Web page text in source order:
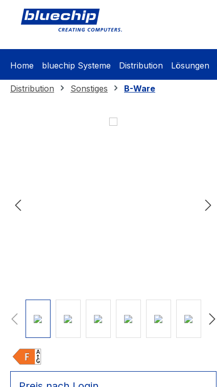
Zur Hauptnavigation springen
Home bluechip Systeme Distribution Lösungen
Distribution Sonstiges B-Ware
Bildergalerie überspringen